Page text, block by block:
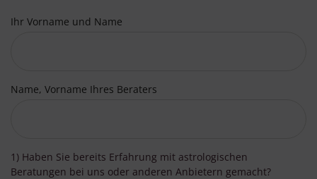
Ihr Vorname und Name
Name, Vorname Ihres Beraters
1) Haben Sie bereits Erfahrung mit astrologischen
Beratungen bei uns oder anderen Anbietern gemacht?